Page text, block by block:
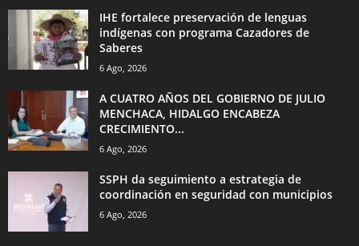
IHE fortalece preservación de lenguas
indígenas con programa Cazadores de
Saberes
6 Ago, 2026
A CUATRO AÑOS DEL GOBIERNO DE JULIO
MENCHACA, HIDALGO ENCABEZA
CRECIMIENTO...
6 Ago, 2026
SSPH da seguimiento a estrategia de
coordinación en seguridad con municipios
6 Ago, 2026